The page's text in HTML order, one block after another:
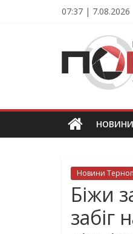
07:37 | 7.08.2026
Новини
Тернополя.
новини
та
НОВИНИ
Новини
Біжи
забіг